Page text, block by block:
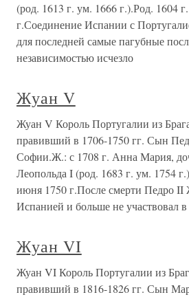
(род. 1613 г. ум. 1666 г.).Род. 1604
г.Соединение Испании с
для последней самые пагубные
независимостью исчезло
Жуан V
Жуан V Король Португалии из
правивший в 1706-1750 гг. Сын
Софии.Ж.: с 1708 г. Анна Мария,
Леопольда I (род. 1683 г. ум. 1754
июня 1750 г.После смерти Педро II
Испанией и больше не участвовал в
Жуан VI
Жуан VI Король Португалии из
правивший в 1816-1826 гг. Сын